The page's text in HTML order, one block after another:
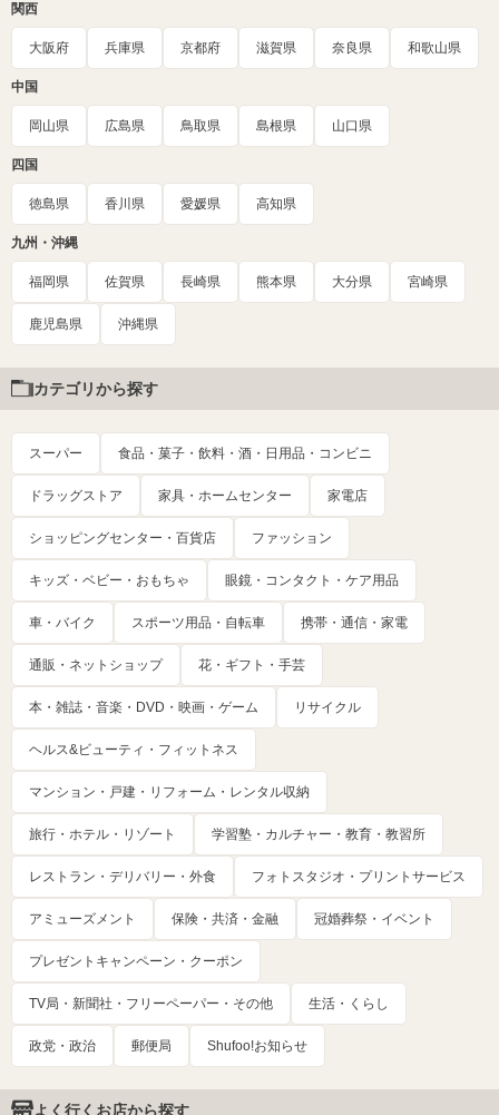
関西
大阪府 兵庫県 京都府 滋賀県 奈良県 和歌山県
中国
岡山県 広島県 鳥取県 島根県 山口県
四国
徳島県 香川県 愛媛県 高知県
九州・沖縄
福岡県 佐賀県 長崎県 熊本県 大分県 宮崎県
鹿児島県 沖縄県
カテゴリから探す
スーパー 食品・菓子・飲料・酒・日用品・コンビニ
ドラッグストア 家具・ホームセンター 家電店
ショッピングセンター・百貨店 ファッション
キッズ・ベビー・おもちゃ 眼鏡・コンタクト・ケア用品
車・バイク スポーツ用品・自転車 携帯・通信・家電
通販・ネットショップ 花・ギフト・手芸
本・雑誌・音楽・DVD・映画・ゲーム リサイクル
ヘルス&ビューティ・フィットネス
マンション・戸建・リフォーム・レンタル収納
旅行・ホテル・リゾート 学習塾・カルチャー・教育・教習所
レストラン・デリバリー・外食 フォトスタジオ・プリントサービス
アミューズメント 保険・共済・金融 冠婚葬祭・イベント
プレゼントキャンペーン・クーポン
TV局・新聞社・フリーペーパー・その他 生活・くらし
政党・政治 郵便局 Shufoo!お知らせ
よく行くお店から探す